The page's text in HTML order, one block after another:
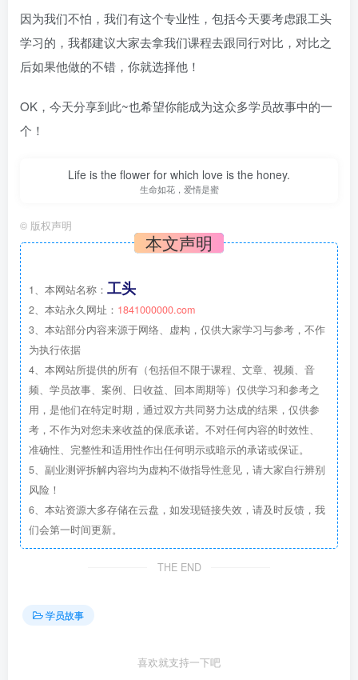
因为我们不怕，我们有这个专业性，包括今天要考虑跟工头
学习的，我都建议大家去拿我们课程去跟同行对比，对比之
后如果他做的不错，你就选择他！
OK，今天分享到此~也希望你能成为这众多学员故事中的一
个！
Life is the flower for which love is the honey.
生命如花，爱情是蜜
© 版权声明
本文声明
1、本网站名称： 工头
2、本站永久网址： 1841000000.com
3、本站部分内容来源于网络、虚构，仅供大家学习与参考，不作
为执行依据
4、本网站所提供的所有（包括但不限于课程、文章、视频、音
频、学员故事、案例、日收益、回本周期等）仅供学习和参考之
用，是他们在特定时期，通过双方共同努力达成的结果，仅供参
考，不作为对您未来收益的保底承诺。不对任何内容的时效性、
准确性、完整性和适用性作出任何明示或暗示的承诺或保证。
5、副业测评拆解内容均为虚构不做指导性意见，请大家自行辨别
风险！
6、本站资源大多存储在云盘，如发现链接失效，请及时反馈，我
们会第一时间更新。
THE END
学员故事
喜欢就支持一下吧